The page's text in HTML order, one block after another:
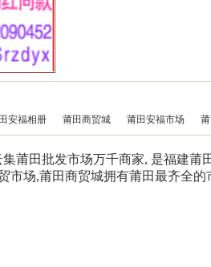
安福相册 莆田商贸城 莆田安福市场
集莆田批发市场万千商家, 是福建
市场,莆田商贸城拥有莆田最齐全